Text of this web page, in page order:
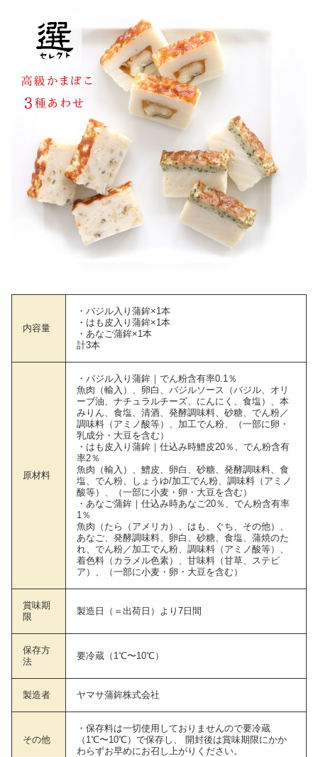
内容量
・バジル入り蒲鉾×1本
・はも皮入り蒲鉾×1本
・あなご蒲鉾×1本
計3本
原材料
・バジル入り蒲鉾｜でん粉含有率0.1％
魚肉（輸入）、卵白、バジルソース（バジル、オリ
ーブ油、ナチュラルチーズ、にんにく、食塩）、本
みりん、食塩、清酒、発酵調味料、砂糖、でん粉／
調味料（アミノ酸等）、加工でん粉、（一部に卵・
乳成分・大豆を含む）
・はも皮入り蒲鉾｜仕込み時鱧皮20％、でん粉含有
率2％
魚肉（輸入）、鱧皮、卵白、砂糖、発酵調味料、食
塩、でん粉、しょうゆ/加工でん粉、調味料（アミノ
酸等）、（一部に小麦・卵・大豆を含む）
・あなご蒲鉾｜仕込み時あなご20％、でん粉含有率
1％
魚肉（たら（アメリカ）、はも、ぐち、その他）、
あなご、発酵調味料、卵白、砂糖、食塩、蒲焼のた
れ、でん粉／加工でん粉、調味料（アミノ酸等）、
着色料（カラメル色素）、甘味料（甘草、ステビ
ア）、（一部に小麦・卵・大豆を含む）
賞味期
限
製造日（＝出荷日）より7日間
保存方
法
要冷蔵（1℃〜10℃）
製造者 ヤマサ蒲鉾株式会社
その他
・保存料は一切使用しておりませんので要冷蔵
（1℃〜10℃）で保存し、 開封後は賞味期限にかか
わらずお早めにお召し上がりください。